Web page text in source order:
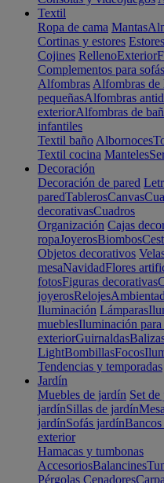
Textil
Ropa de cama Mantas
Cortinas y estores Estores
Cojines RellenoExterior
Complementos para sofás
Alfombras Alfombras de
pequeñasAlfombras
exteriorAlfombras de
infantiles
Textil baño Albornoces
Textil cocina Manteles
Decoración
Decoración de pared
paredTablerosCanvas
decorativasCuadros
Organización Cajas
ropaJoyerosBiombos
Objetos decorativos
mesaNavidadFlores
fotosFiguras decorativas
joyerosRelojes
Iluminación Lámparas
mueblesIluminación
exteriorGuirnaldas
LightBombillasFocos
Tendencias y temporadas
Jardín
Muebles de jardín Set de
jardínSillas de jardín
jardínSofás jardín
exterior
Hamacas y tumbonas
AccesoriosBalancines
Pérgolas Cenadores